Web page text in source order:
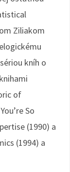
Ziliakom
kníh o
of
So
(1990) a
(1994) a